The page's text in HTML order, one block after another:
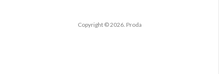
Copyright © 2026. Proda